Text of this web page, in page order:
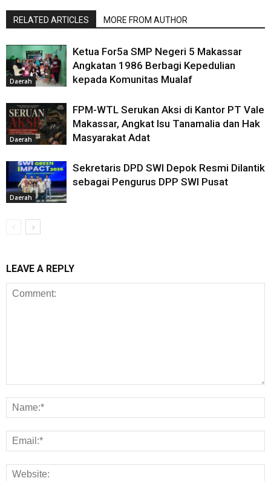
RELATED ARTICLES MORE FROM AUTHOR
Daerah
Ketua For5a SMP Negeri 5 Makassar
Angkatan 1986 Berbagi Kepedulian
kepada Komunitas Mualaf
Daerah
FPM-WTL Serukan Aksi di Kantor PT Vale
Makassar, Angkat Isu Tanamalia dan Hak
Masyarakat Adat
Daerah
Sekretaris DPD SWI Depok Resmi Dilantik
sebagai Pengurus DPP SWI Pusat
LEAVE A REPLY